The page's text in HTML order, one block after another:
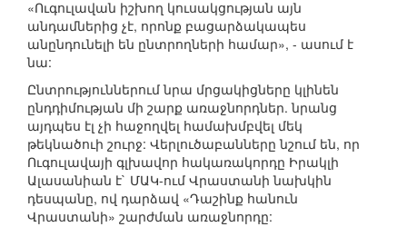
«Ուգուլավան իշխող կուսակցության այն
անդամներից չէ, որոնք բացարձակապես
անընդունելի են ընտրողների համար», - ասում է
նա:
Ընտրություններում նրա մրցակիցները կլինեն
ընդդիմության մի շարք առաջնորդներ. նրանց
այդպես էլ չի հաջողվել համախմբվել մեկ
թեկնածուի շուրջ: Վերլուծաբանները նշում են, որ
Ուգուլավայի գլխավոր հակառակորդը Իրակլի
Ալասանիան է` ՄԱԿ-ում Վրաստանի նախկին
դեսպանը, ով դարձավ «Դաշինք հանուն
Վրաստանի» շարժման առաջնորդը: